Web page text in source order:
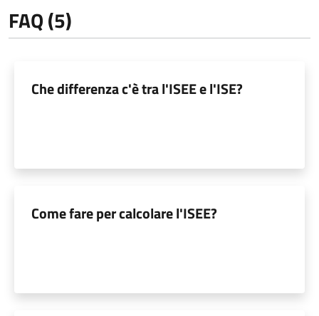
FAQ (5)
Che differenza c'è tra l'ISEE e l'ISE?
Come fare per calcolare l'ISEE?